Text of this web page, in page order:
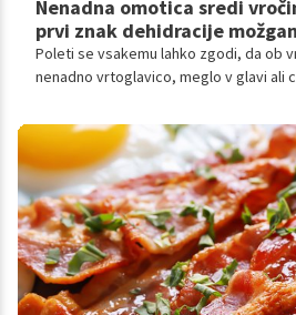
Nenadna omotica sredi
prvi znak dehidracije
Poleti se vsakemu lahko zgodi, da ob
nenadno vrtoglavico, meglo v glavi ali